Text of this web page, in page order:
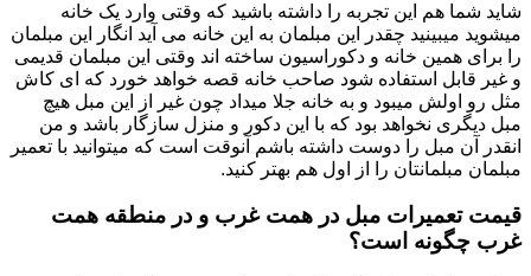
شاید شما هم این تجربه را داشته باشید که وقتی وارد یک خانه
میشوید میبینید چقدر این مبلمان به این خانه می آید انگار این مبلمان
را برای همین خانه و دکوراسیون ساخته اند وقتی این مبلمان قدیمی
و غیر قابل استفاده شود صاحب خانه قصه خواهد خورد که ای کاش
مثل رو اولش میبود و به خانه جلا میداد چون غیر از این مبل هیچ
مبل دیگری نخواهد بود که با این دکور و منزل سازگار باشد و من
انقدر آن مبل را دوست داشته باشم آنوقت است که میتوانید با تعمیر
مبلمان مبلمانتان را از اول هم بهتر کنید.
قیمت تعمیرات مبل در همت غرب و در منطقه همت
غرب چگونه است؟